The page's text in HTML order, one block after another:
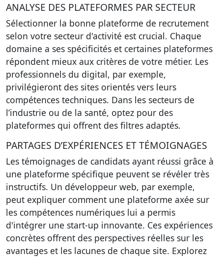
ANALYSE DES PLATEFORMES PAR SECTEUR
Sélectionner la bonne plateforme de recrutement
selon votre secteur d'activité est crucial. Chaque
domaine a ses spécificités et certaines plateformes
répondent mieux aux critères de votre métier. Les
professionnels du digital, par exemple,
privilégieront des sites orientés vers leurs
compétences techniques. Dans les secteurs de
l’industrie ou de la santé, optez pour des
plateformes qui offrent des filtres adaptés.
PARTAGES D’EXPÉRIENCES ET TÉMOIGNAGES
Les témoignages de candidats ayant réussi grâce à
une plateforme spécifique peuvent se révéler très
instructifs. Un développeur web, par exemple,
peut expliquer comment une plateforme axée sur
les compétences numériques lui a permis
d'intégrer une start-up innovante. Ces expériences
concrètes offrent des perspectives réelles sur les
avantages et les lacunes de chaque site. Explorez